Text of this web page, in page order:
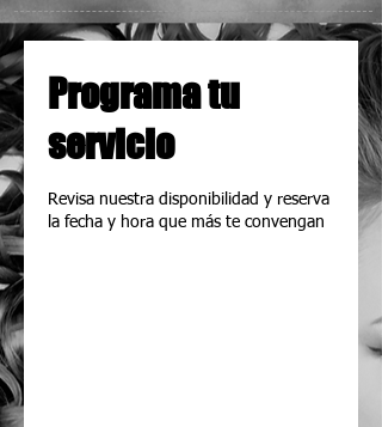
Programa tu
servicio
Revisa nuestra disponibilidad y reserva
la fecha y hora que más te convengan